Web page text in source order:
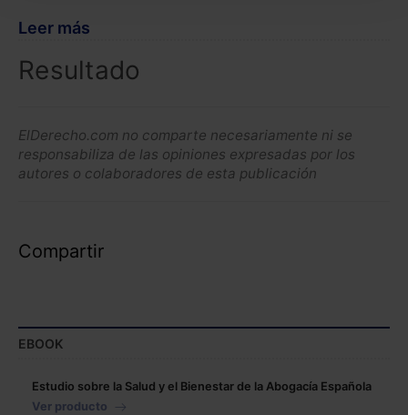
navegador. Si no seleccionas ninguna utilizaremos
las que sean indispensables para la navegación.
Leer más
Resultado
ElDerecho.com no comparte necesariamente ni se
responsabiliza de las opiniones expresadas por los
autores o colaboradores de esta publicación
Compartir
EBOOK
Estudio sobre la Salud y el Bienestar de la Abogacía Española
Ver producto